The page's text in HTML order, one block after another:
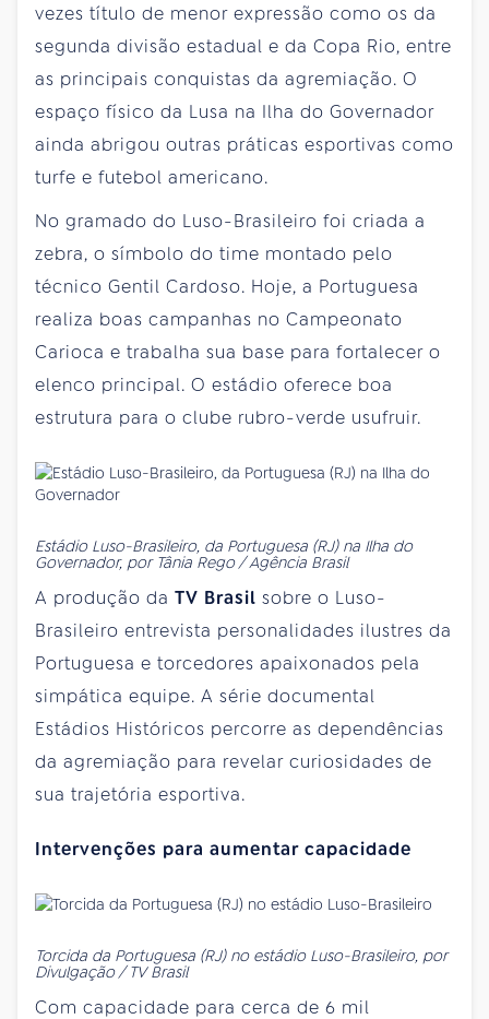
vezes título de menor expressão como os da
segunda divisão estadual e da Copa Rio, entre
as principais conquistas da agremiação. O
espaço físico da Lusa na Ilha do Governador
ainda abrigou outras práticas esportivas como
turfe e futebol americano.
No gramado do Luso-Brasileiro foi criada a
zebra, o símbolo do time montado pelo
técnico Gentil Cardoso. Hoje, a Portuguesa
realiza boas campanhas no Campeonato
Carioca e trabalha sua base para fortalecer o
elenco principal. O estádio oferece boa
estrutura para o clube rubro-verde usufruir.
Estádio Luso-Brasileiro, da Portuguesa (RJ) na Ilha do
Governador, por Tânia Rego / Agência Brasil
A produção da TV Brasil sobre o Luso-
Brasileiro entrevista personalidades ilustres da
Portuguesa e torcedores apaixonados pela
simpática equipe. A série documental
Estádios Históricos percorre as dependências
da agremiação para revelar curiosidades de
sua trajetória esportiva.
Intervenções para aumentar capacidade
Torcida da Portuguesa (RJ) no estádio Luso-Brasileiro, por
Divulgação / TV Brasil
Com capacidade para cerca de 6 mil